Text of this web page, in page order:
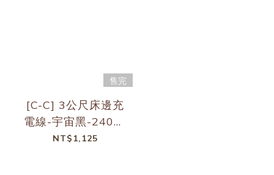
售完
[C-C] 3公尺床邊充
電線-宇宙黑-240W
快充
NT$1,125